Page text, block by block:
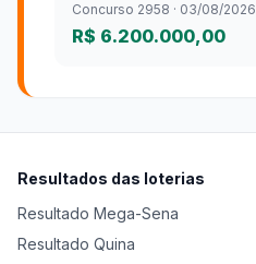
Concurso 2958 · 03/08/2026
R$ 6.200.000,00
Resultados das loterias
Resultado Mega-Sena
Resultado Quina